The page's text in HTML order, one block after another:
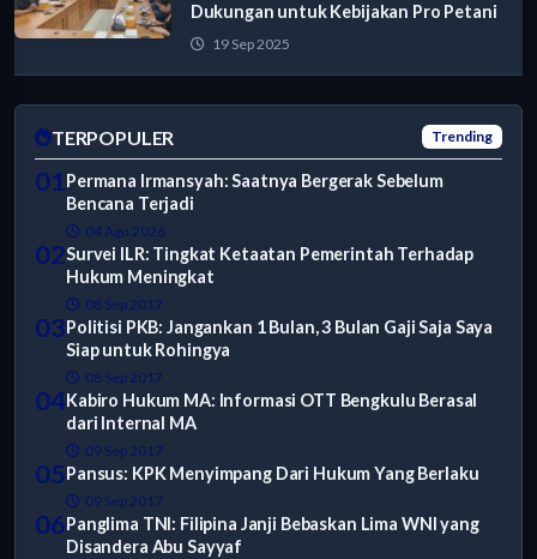
Dukungan untuk Kebijakan Pro Petani
19 Sep 2025
TERPOPULER Trending
01Permana Irmansyah: Saatnya Bergerak Sebelum
Bencana Terjadi
04 Agu 2026
02Survei ILR: Tingkat Ketaatan Pemerintah Terhadap
Hukum Meningkat
08 Sep 2017
03Politisi PKB: Jangankan 1 Bulan, 3 Bulan Gaji Saja Saya
Siap untuk Rohingya
08 Sep 2017
04Kabiro Hukum MA: Informasi OTT Bengkulu Berasal
dari Internal MA
09 Sep 2017
05Pansus: KPK Menyimpang Dari Hukum Yang Berlaku
09 Sep 2017
06Panglima TNI: Filipina Janji Bebaskan Lima WNI yang
Disandera Abu Sayyaf